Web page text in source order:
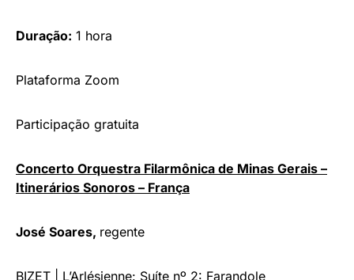
Duração: 1 hora
Plataforma Zoom
Participação gratuita
Concerto Orquestra Filarmônica de Minas Gerais –
Itinerários Sonoros – França
José Soares, regente
BIZET | L’Arlésienne: Suíte nº 2: Farandole